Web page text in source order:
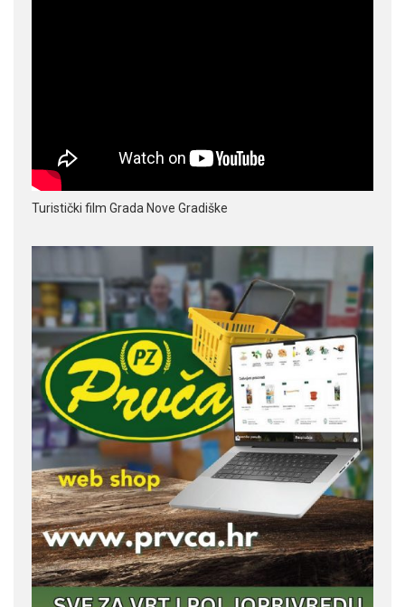
Turistički film Grada Nove Gradiške